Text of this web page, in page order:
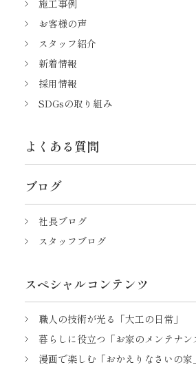
施工事例
お客様の声
スタッフ紹介
新着情報
採用情報
SDGsの取り組み
よくある質問
ブログ
社長ブログ
スタッフブログ
スペシャルコンテンツ
職人の技術が光る「大工の日常」
暮らしに役立つ「お家のメンテナン
漫画で楽しむ「おかえりなさいの家」